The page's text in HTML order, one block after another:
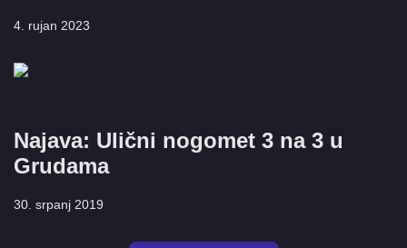
4. rujan 2023
Najava: Ulični nogomet 3 na 3 u
Grudama
30. srpanj 2019